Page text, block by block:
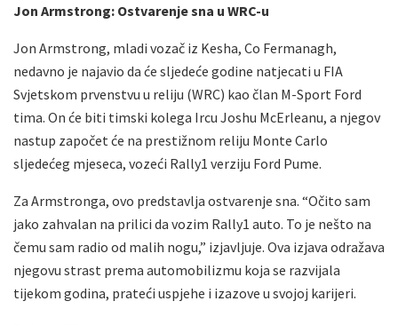
Jon Armstrong: Ostvarenje sna u WRC-u
Jon Armstrong, mladi vozač iz Kesha, Co Fermanagh,
nedavno je najavio da će sljedeće godine natjecati u FIA
Svjetskom prvenstvu u reliju (WRC) kao član M-Sport Ford
tima. On će biti timski kolega Ircu Joshu McErleanu, a njegov
nastup započet će na prestižnom reliju Monte Carlo
sljedećeg mjeseca, vozeći Rally1 verziju Ford Pume.
Za Armstronga, ovo predstavlja ostvarenje sna. “Očito sam
jako zahvalan na prilici da vozim Rally1 auto. To je nešto na
čemu sam radio od malih nogu,” izjavljuje. Ova izjava odražava
njegovu strast prema automobilizmu koja se razvijala
tijekom godina, prateći uspjehe i izazove u svojoj karijeri.